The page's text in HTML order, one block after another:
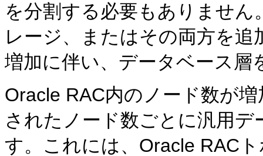
を分割する必要もありませ
レージ、またはその両方を
増加に伴い、データベース層
Oracle RAC内のノード数が
されたノード数ごとに汎用
す。これには、Oracle RAC